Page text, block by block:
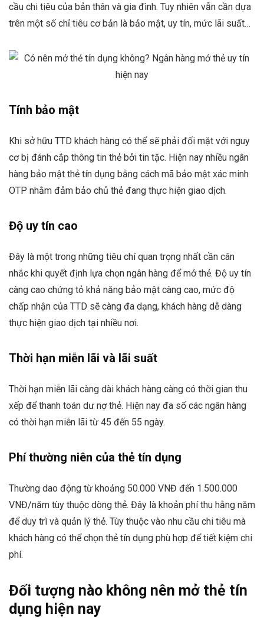
cầu chi tiêu của bản thân và gia đình. Tuy nhiên vẫn cần dựa
trên một số chỉ tiêu cơ bản là bảo mật, uy tín, mức lãi suất…
Tính bảo mật
Khi sở hữu TTD khách hàng có thể sẽ phải đối mặt với nguy
cơ bị đánh cắp thông tin thẻ bởi tin tặc. Hiện nay nhiều ngân
hàng bảo mật thẻ tín dụng bằng cách mã bảo mật xác minh
OTP nhằm đảm bảo chủ thẻ đang thực hiện giao dịch.
Độ uy tín cao
Đây là một trong những tiêu chí quan trọng nhất cần cân
nhắc khi quyết định lựa chọn ngân hàng để mở thẻ. Độ uy tín
càng cao chứng tỏ khả năng bảo mật càng cao, mức độ
chấp nhận của TTD sẽ càng đa dạng, khách hàng dễ dàng
thực hiện giao dịch tại nhiều nơi.
Thời hạn miễn lãi và lãi suất
Thời hạn miễn lãi càng dài khách hàng càng có thời gian thu
xếp để thanh toán dư nợ thẻ. Hiện nay đa số các ngân hàng
có thời hạn miễn lãi từ 45 đến 55 ngày.
Phí thường niên của thẻ tín dụng
Thường dao động từ khoảng 50.000 VNĐ đến 1.500.000
VNĐ/năm tùy thuộc dòng thẻ. Đây là khoản phí thu hằng năm
để duy trì và quản lý thẻ. Tùy thuộc vào nhu cầu chi tiêu mà
khách hàng có thể chọn thẻ tín dụng phù hợp để tiết kiệm chi
phí.
Đối tượng nào không nên mở thẻ tín
dụng hiện nay